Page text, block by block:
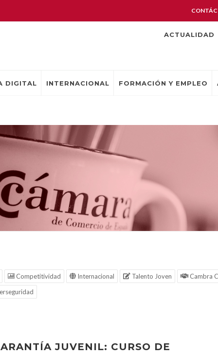
ACTUALIDAD
DIGITAL INTERNACIONAL FORMACIÓN Y EMPLEO
Competitividad Internacional Talento Joven Cambra
JUVENIL: CURSO DE